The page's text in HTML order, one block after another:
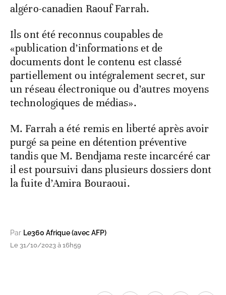
algéro-canadien Raouf Farrah.
Ils ont été reconnus coupables de
«publication d’informations et de
documents dont le contenu est classé
partiellement ou intégralement secret, sur
un réseau électronique ou d’autres moyens
technologiques de médias».
M. Farrah a été remis en liberté après avoir
purgé sa peine en détention préventive
tandis que M. Bendjama reste incarcéré car
il est poursuivi dans plusieurs dossiers dont
la fuite d’Amira Bouraoui.
Par Le360 Afrique (avec AFP)
Le 31/10/2023 à 16h59